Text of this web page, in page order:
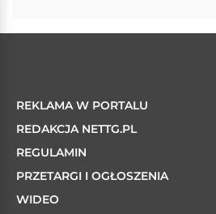
REKLAMA W PORTALU
REDAKCJA NETTG.PL
REGULAMIN
PRZETARGI I OGŁOSZENIA
WIDEO